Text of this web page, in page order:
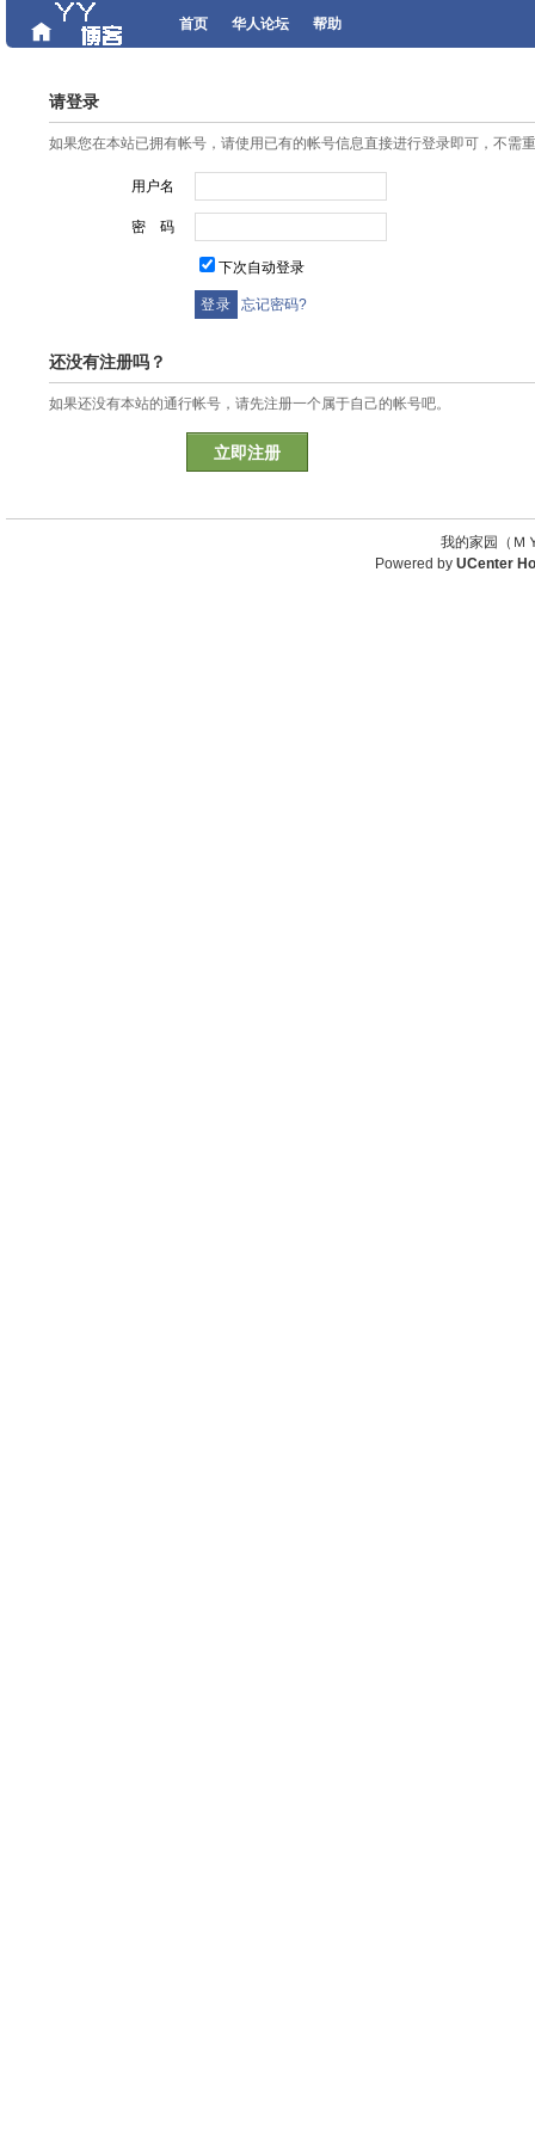
首页 华人论坛 帮助
请登录
如果您在本站已拥有帐号，请使用已有的帐号信息直接进行登录即可，不需
用户名
密 码
下次自动登录
忘记密码?
还没有注册吗？
如果还没有本站的通行帐号，请先注册一个属于自己的帐号吧。
立即注册
我的家园（
Powered by UCenter